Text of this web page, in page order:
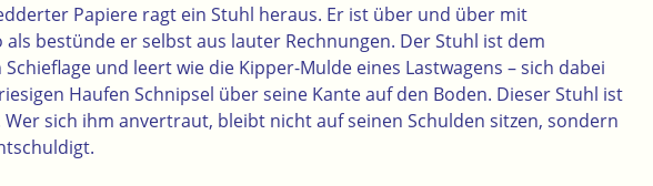
Papiere ragt ein Stuhl heraus. Er ist über und über mit
als bestünde er selbst aus lauter Rechnungen. Der Stuhl ist dem
und leert wie die Kipper-Mulde eines Lastwagens – sich dabei
Haufen Schnipsel über seine Kante auf den Boden. Dieser Stuhl ist
sich ihm anvertraut, bleibt nicht auf seinen Schulden sitzen, sondern